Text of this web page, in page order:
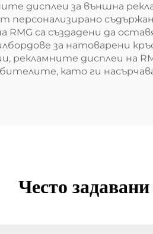
дисплеи за външна
персонализирано
RMG са създадени да
за натоварени
рекламните дисплеи на
като ги
Често